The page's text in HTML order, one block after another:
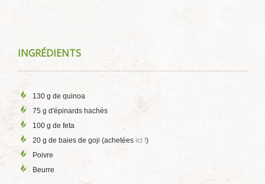
INGRÉDIENTS
130 g de quinoa
75 g d'épinards hachés
100 g de feta
20 g de baies de goji (achetées ici !)
Poivre
Beurre